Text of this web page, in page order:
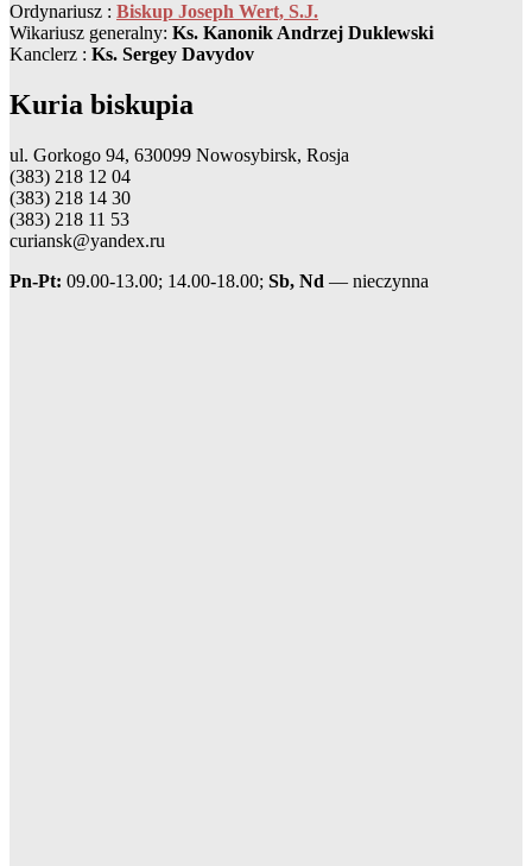
Ordynariusz : Biskup Joseph Wert, S.J.
Wikariusz generalny: Ks. Kanonik Andrzej Duklewski
Kanclerz : Ks. Sergey Davydov
Kuria biskupia
ul. Gorkogo 94, 630099 Nowosybirsk, Rosja
(383) 218 12 04
(383) 218 14 30
(383) 218 11 53
curiansk@yandex.ru
Pn-Pt: 09.00-13.00; 14.00-18.00; Sb, Nd — nieczynna